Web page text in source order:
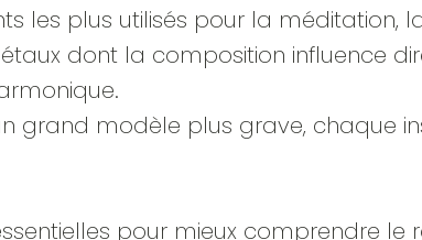
les plus utilisés pour la méditation,
dont la composition influence
grand modèle plus grave, chaque
pour mieux comprendre le